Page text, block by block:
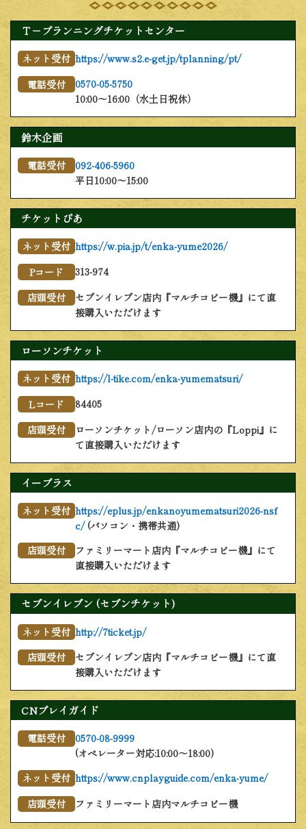
Ｔ－プランニングチケットセンター
ネット受付 https://www.s2.e-get.jp/tplanning/pt/
電話受付
0570-05-5750
10:00～16:00（水土日祝休）
鈴木企画
電話受付
092-406-5960
平日10:00～15:00
チケットぴあ
ネット受付 https://w.pia.jp/t/enka-yume2026/
Pコード
313-974
店頭受付
セブンイレブン店内『マルチコピー機』にて直
接購入いただけます
ローソンチケット
ネット受付 https://l-tike.com/enka-yumematsuri/
Lコード
84405
店頭受付
ローソンチケット/ローソン店内の『Loppi』に
て直接購入いただけます
イープラス
ネット受付 https://eplus.jp/enkanoyumematsuri2026-nsf
c/(パソコン・携帯共通)
店頭受付
ファミリーマート店内『マルチコピー機』にて
直接購入いただけます
セブンイレブン (セブンチケット)
ネット受付 http://7ticket.jp/
店頭受付
セブンイレブン店内『マルチコピー機』にて直
接購入いただけます
CNプレイガイド
電話受付
0570-08-9999
(オペレーター対応:10:00～18:00)
ネット受付 https://www.cnplayguide.com/enka-yume/
店頭受付
ファミリーマート店内マルチコピー機